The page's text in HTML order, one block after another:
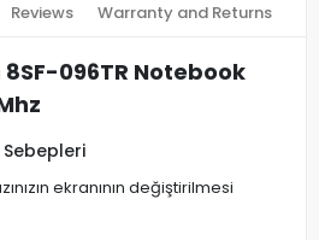
Reviews Warranty and Returns
8SF-096TR Notebook
Sebepleri
ekranının değiştirilmesi